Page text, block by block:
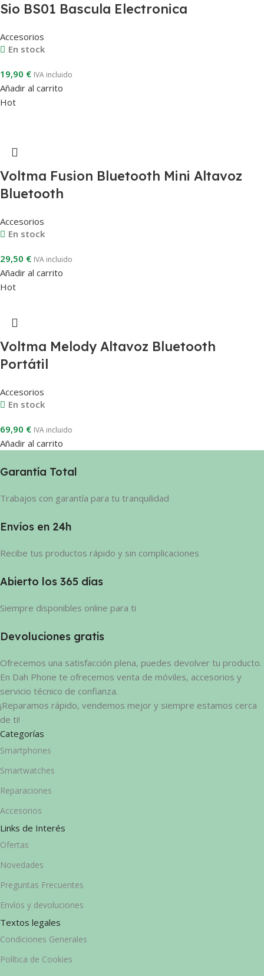
Sio BS01 Bascula Electronica
Accesorios
En stock
19,90 € IVA incluido
Añadir al carrito
Hot
Voltma Fusion Bluetooth Mini Altavoz
Bluetooth
Accesorios
En stock
29,50 € IVA incluido
Añadir al carrito
Hot
Voltma Melody Altavoz Bluetooth
Portátil
Accesorios
En stock
69,90 € IVA incluido
Añadir al carrito
Garantía Total
Trabajos con garantía para tu tranquilidad
Envíos en 24h
Recibe tus productos rápido y sin complicaciones
Abierto los 365 días
Siempre disponibles online para ti
Devoluciones gratis
Ofrecemos una satisfacción plena, puedes devolver tu producto.
En Dah Phone te ofrecemos venta de móviles, accesorios y
servicio técnico de confianza.
¡Reparamos rápido, vendemos mejor y siempre estamos cerca
de ti!
Categorías
Smartphones
Smartwatches
Reparaciones
Accesorios
Links de Interés
Ofertas
Novedades
Preguntas Frecuentes
Envíos y devoluciones
Textos legales
Condiciones Generales
Política de Cookies